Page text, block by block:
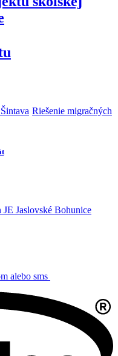
Riešenie migračných
alebo sms